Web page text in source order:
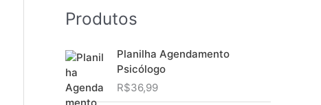
Produtos
Planilha Agendamento
Psicólogo
R$36,99